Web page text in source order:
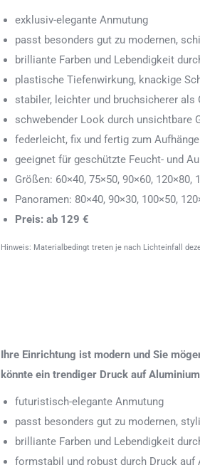
exklusiv-elegante Anmutung
passt besonders gut zu modernen,
brilliante Farben und Lebendigkeit
plastische Tiefenwirkung, knackige
stabiler, leichter und bruchsicherer als
schwebender Look durch unsichtbare
federleicht, fix und fertig zum
geeignet für geschützte Feucht- und
Größen: 60×40, 75×50, 90×60, 120×80,
Panoramen: 80×40, 90×30, 100×50,
Preis: ab 129 €
Hinweis: Materialbedingt treten je nach Lichteinfall
Ihre Einrichtung ist modern und Sie
könnte ein trendiger Druck auf
futuristisch-elegante Anmutung
passt besonders gut zu modernen,
brilliante Farben und Lebendigkeit
formstabil und robust durch Druck auf